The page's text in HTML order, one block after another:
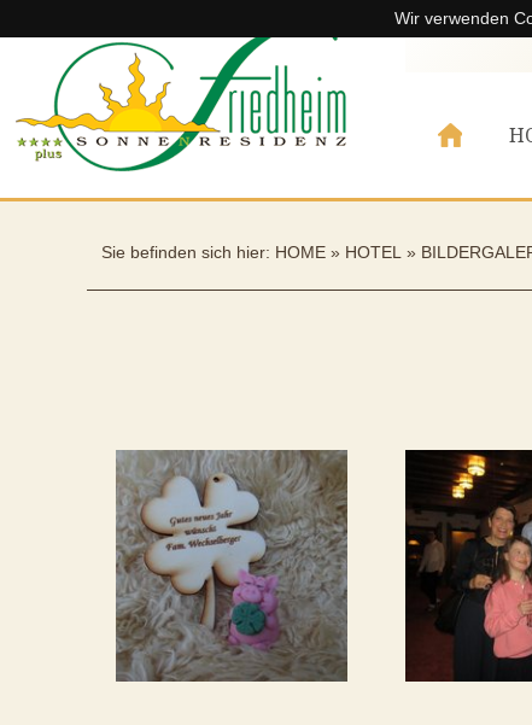
Wir verwenden
HOME
+43 5224 68 590
Sie befinden sich hier: HOME » HOTEL »